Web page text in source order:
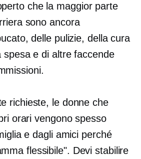
che la maggior parte
sono ancora
delle pulizie, della cura
spesa e di altre faccende
richieste, le donne che
orari vengono spesso
e dagli amici perché
flessibile". Devi stabilire